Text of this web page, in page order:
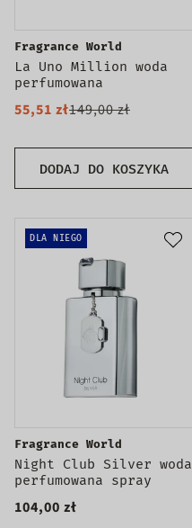
DODAJ DO KOSZYKA
Fragrance World
La Uno Million woda
perfumowana
55,51 zł149,00 zł
DLA NIEGO
Fragrance World
Night Club Silver woda
perfumowana spray
104,00 zł